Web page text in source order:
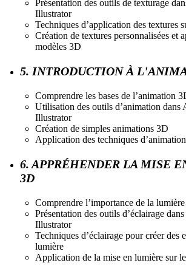
Présentation des outils de texturage
Illustrator
Techniques d’application des textures
Création de textures personnalisées et
modèles 3D
5. INTRODUCTION À
Comprendre les bases de l’animation
Utilisation des outils d’animation dans
Illustrator
Création de simples animations 3D
Application des techniques
6. APPRÉHENDER LA MISE
3D
Comprendre l’importance de la
Présentation des outils d’éclairage
Illustrator
Techniques d’éclairage pour créer des
lumière
Application de la mise en lumière sur